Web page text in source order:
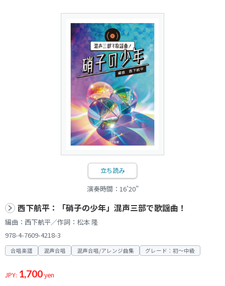
立ち読み
演奏時間：16’20”
西下航平：「硝子の少年」混声三部で歌謡曲！
編曲：西下航平／作詞：松本 隆
978-4-7609-4218-3
合唱楽譜 混声合唱 混声合唱/アレンジ曲集 グレード：初～中級
JPY: 1,700yen